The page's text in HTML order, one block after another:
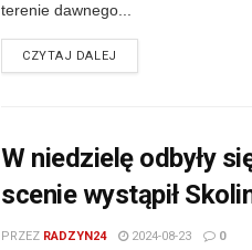
terenie dawnego...
CZYTAJ DALEJ
W niedzielę odbyły
scenie wystąpił
PRZEZ RADZYN24 2024-08-23 0